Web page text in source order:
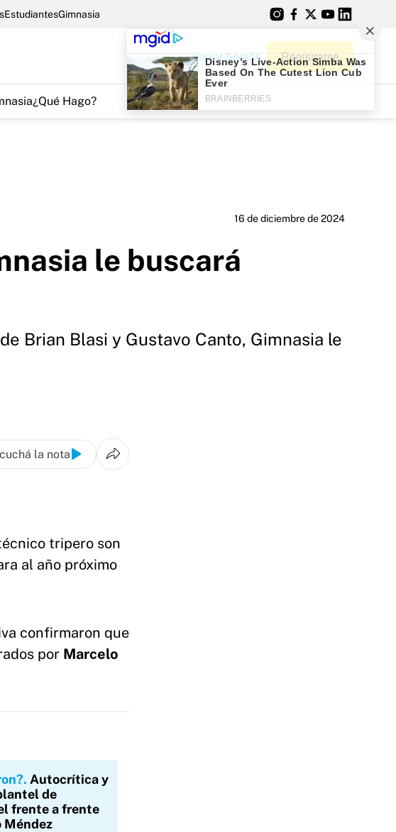
EstudiantesGimnasia
Iniciar Sesión Registrarse
¿Qué Hago?
16 de diciembre de 2024
le buscará
Brian Blasi y Gustavo Canto, Gimnasia le
la nota
tripero son
al año próximo
confirmaron que
por Marcelo
Autocrítica y
de
frente a frente
Méndez